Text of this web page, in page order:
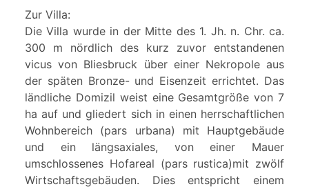
Zur Villa:
Die Villa wurde in der Mitte des 1. Jh. n. Chr. ca.
300 m nördlich des kurz zuvor entstandenen
vicus von Bliesbruck über einer Nekropole aus
der späten Bronze- und Eisenzeit errichtet. Das
ländliche Domizil weist eine Gesamtgröße von 7
ha auf und gliedert sich in einen herrschaftlichen
Wohnbereich (pars urbana) mit Hauptgebäude
und ein längsaxiales, von einer Mauer
umschlossenes Hofareal (pars rustica)mit zwölf
Wirtschaftsgebäuden. Dies entspricht einem